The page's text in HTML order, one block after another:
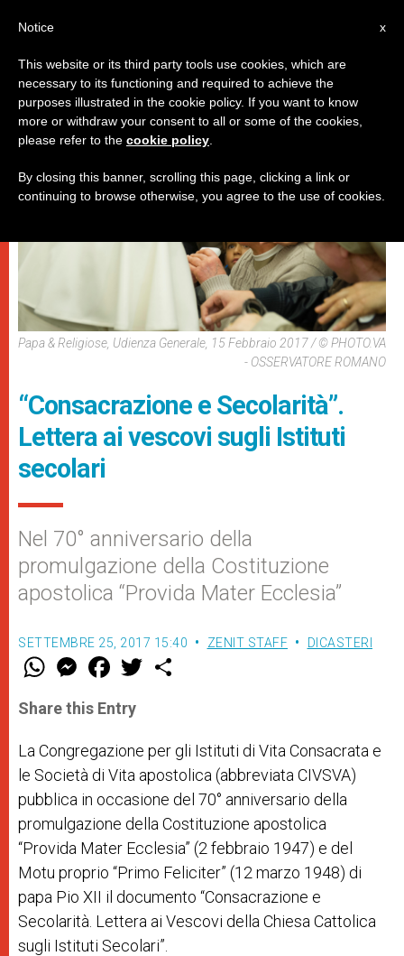
DICASTERI
Papa & Religiose, Udienza Generale, 15 Febbraio 2017 / © PHOTO.VA
- OSSERVATORE ROMANO
“Consacrazione e Secolarità”.
Lettera ai vescovi sugli Istituti
secolari
Nel 70° anniversario della
promulgazione della Costituzione
apostolica “Provida Mater Ecclesia”
SETTEMBRE 25, 2017 15:40 ZENIT STAFF DICASTERI
W
t
s
p
p
M
e
s
e
g
e
r
F
a
e
b
o
k
w
r
Share this Entry
La Congregazione per gli Istituti di Vita Consacrata e
le Società di Vita apostolica (abbreviata CIVSVA)
pubblica in occasione del 70° anniversario della
promulgazione della Costituzione apostolica
“Provida Mater Ecclesia” (2 febbraio 1947) e del
Motu proprio “Primo Feliciter” (12 marzo 1948) di
papa Pio XII il documento “Consacrazione e
Secolarità. Lettera ai Vescovi della Chiesa Cattolica
sugli Istituti Secolari”.
x
Notice
This website or its third party tools use cookies, which are
necessary to its functioning and required to achieve the
purposes illustrated in the cookie policy. If you want to know
more or withdraw your consent to all or some of the cookies,
please refer to the cookie policy
By closing this banner, scrolling this page, clicking a link or
continuing to browse otherwise, you agree to the use of cookies.